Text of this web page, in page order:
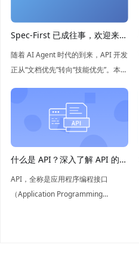
Spec-First 已成往事，欢迎来到
Skill-First 时代
随着 AI Agent 时代的到来，API 开发
正从“文档优先”转向“技能优先”。本文
能，开启 Agent 辅助开发的新范式。
什么是 API？深入了解 API 的概
念和应用
API，全称是应用程序编程接口
（Application Programming